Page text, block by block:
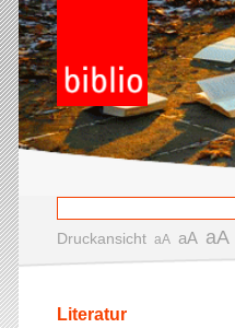
Druckansicht aA aA aA
Literatur